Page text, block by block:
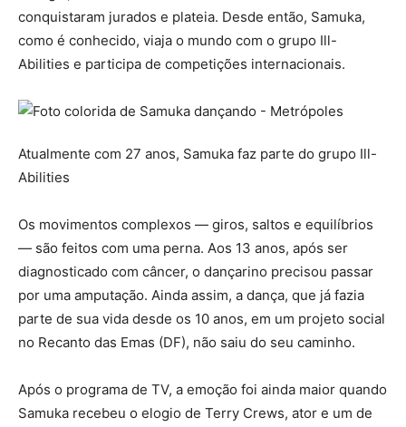
conquistaram jurados e plateia. Desde então, Samuka,
como é conhecido, viaja o mundo com o grupo Ill-
Abilities e participa de competições internacionais.
Atualmente com 27 anos, Samuka faz parte do grupo Ill-
Abilities
Os movimentos complexos — giros, saltos e equilíbrios
— são feitos com uma perna. Aos 13 anos, após ser
diagnosticado com câncer, o dançarino precisou passar
por uma amputação. Ainda assim, a dança, que já fazia
parte de sua vida desde os 10 anos, em um projeto social
no Recanto das Emas (DF), não saiu do seu caminho.
Após o programa de TV, a emoção foi ainda maior quando
Samuka recebeu o elogio de Terry Crews, ator e um de